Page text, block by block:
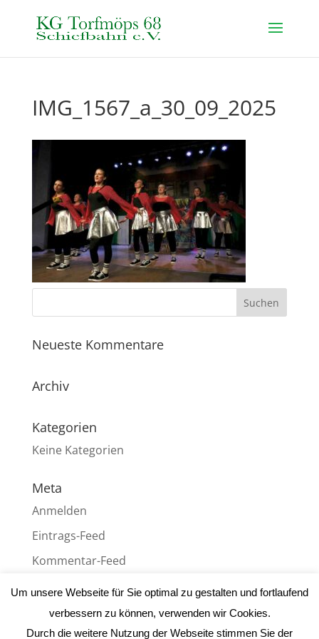
IMG_1567_a_30_09_2025
Neueste Kommentare
Archiv
Kategorien
Keine Kategorien
Meta
Anmelden
Eintrags-Feed
Kommentar-Feed
WordPress.org
Um unsere Webseite für Sie optimal zu gestalten und fortlaufend
verbessern zu können, verwenden wir Cookies.
Durch die weitere Nutzung der Webseite stimmen Sie der